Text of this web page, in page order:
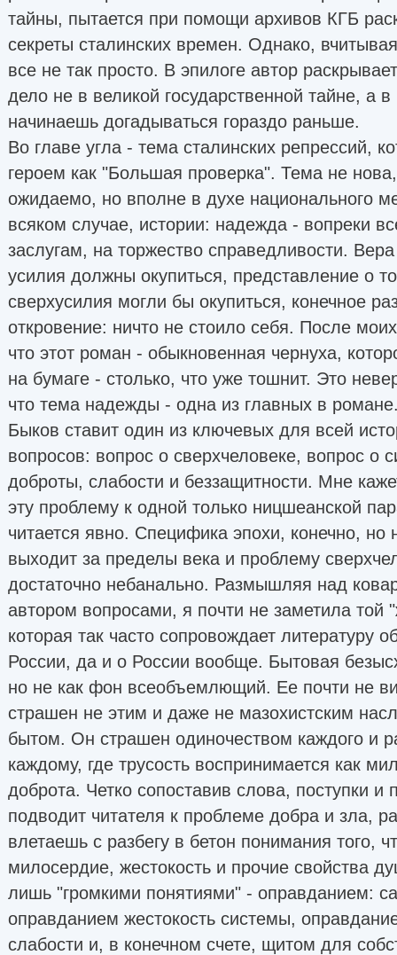
тайны, пытается при помощи архивов КГБ
секреты сталинских времен. Однако,
все не так просто. В эпилоге автор
дело не в великой государственной тайне, а
начинаешь догадываться гораздо раньше.
Во главе угла - тема сталинских репрессий,
героем как "Большая проверка". Тема не
ожидаемо, но вполне в духе национального
всяком случае, истории: надежда - вопреки
заслугам, на торжество справедливости.
усилия должны окупиться, представление о
сверхусилия могли бы окупиться, конечное
откровение: ничто не стоило себя. После
что этот роман - обыкновенная чернуха,
на бумаге - столько, что уже тошнит. Это
что тема надежды - одна из главных в
Быков ставит один из ключевых для всей
вопросов: вопрос о сверхчеловеке, вопрос о
доброты, слабости и беззащитности. Мне
эту проблему к одной только ницшеанской
читается явно. Специфика эпохи, конечно, но
выходит за пределы века и проблему
достаточно небанально. Размышляя над
автором вопросами, я почти не заметила той
которая так часто сопровождает литературу
России, да и о России вообще. Бытовая
но не как фон всеобъемлющий. Ее почти не
страшен не этим и даже не мазохистским
бытом. Он страшен одиночеством каждого и
каждому, где трусость воспринимается как
доброта. Четко сопоставив слова, поступки
подводит читателя к проблеме добра и зла,
влетаешь с разбегу в бетон понимания того,
милосердие, жестокость и прочие свойства
лишь "громкими понятиями" - оправданием:
оправданием жестокость системы,
слабости и, в конечном счете, щитом для